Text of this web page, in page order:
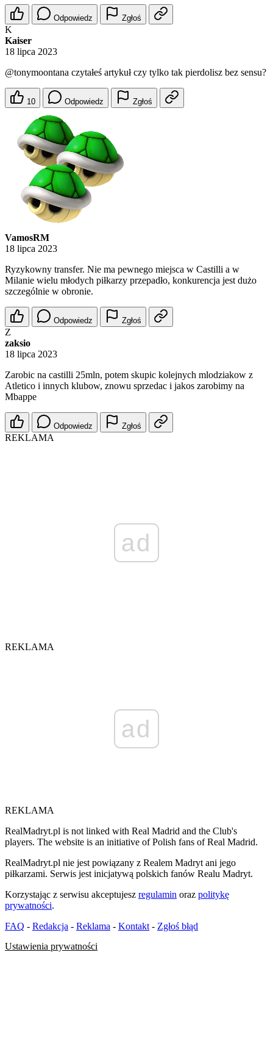
Odpowiedz Zgłoś
K
Kaiser
18 lipca 2023
@tonymoontana czytałeś artykuł czy tylko tak pierdolisz bez sensu?
10 Odpowiedz Zgłoś
VamosRM
18 lipca 2023
Ryzykowny transfer. Nie ma pewnego miejsca w Castilli a w
Milanie wielu młodych piłkarzy przepadło, konkurencja jest dużo
szczególnie w obronie.
Odpowiedz Zgłoś
Z
zaksio
18 lipca 2023
Zarobic na castilli 25mln, potem skupic kolejnych mlodziakow z
Atletico i innych klubow, znowu sprzedac i jakos zarobimy na
Mbappe
Odpowiedz Zgłoś
REKLAMA
ad
REKLAMA
ad
REKLAMA
RealMadryt.pl is not linked with Real Madrid and the Club's
players. The website is an initiative of Polish fans of Real Madrid.
RealMadryt.pl nie jest powiązany z Realem Madryt ani jego
piłkarzami. Serwis jest inicjatywą polskich fanów Realu Madryt.
Korzystając z serwisu akceptujesz regulamin oraz politykę
prywatności.
FAQ - Redakcja - Reklama - Kontakt - Zgłoś błąd
Ustawienia prywatności